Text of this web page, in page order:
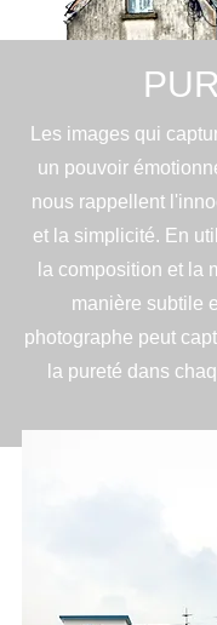
Les images qui
un pouvoir
nous rappellent
et la simplicité. En
la composition et la
manière subtile
photographe peut
la pureté dans